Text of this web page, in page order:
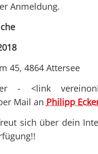
Anmeldung.
45, 4864 Attersee
- <link
Mail an Philipp
sich über dein